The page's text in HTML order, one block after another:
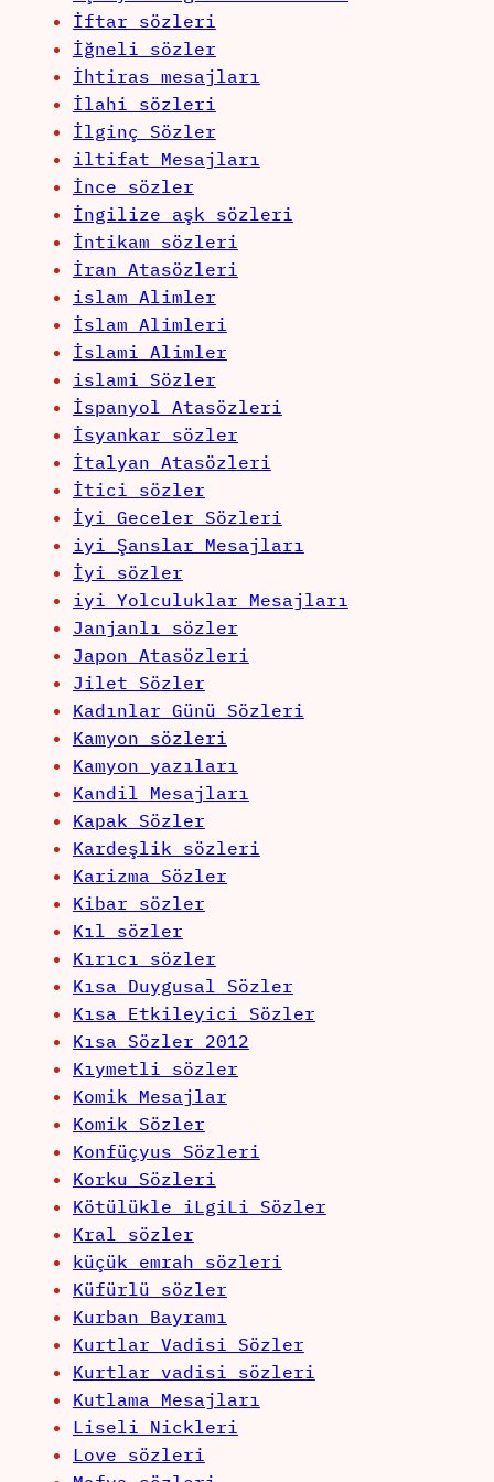
İftar sözleri
İğneli sözler
İhtiras mesajları
İlahi sözleri
İlginç Sözler
iltifat Mesajları
İnce sözler
İngilize aşk sözleri
İntikam sözleri
İran Atasözleri
islam Alimler
İslam Alimleri
İslami Alimler
islami Sözler
İspanyol Atasözleri
İsyankar sözler
İtalyan Atasözleri
İtici sözler
İyi Geceler Sözleri
iyi Şanslar Mesajları
İyi sözler
iyi Yolculuklar Mesajları
Janjanlı sözler
Japon Atasözleri
Jilet Sözler
Kadınlar Günü Sözleri
Kamyon sözleri
Kamyon yazıları
Kandil Mesajları
Kapak Sözler
Kardeşlik sözleri
Karizma Sözler
Kibar sözler
Kıl sözler
Kırıcı sözler
Kısa Duygusal Sözler
Kısa Etkileyici Sözler
Kısa Sözler 2012
Kıymetli sözler
Komik Mesajlar
Komik Sözler
Konfüçyus Sözleri
Korku Sözleri
Kötülükle iLgiLi Sözler
Kral sözler
küçük emrah sözleri
Küfürlü sözler
Kurban Bayramı
Kurtlar Vadisi Sözler
Kurtlar vadisi sözleri
Kutlama Mesajları
Liseli Nickleri
Love sözleri